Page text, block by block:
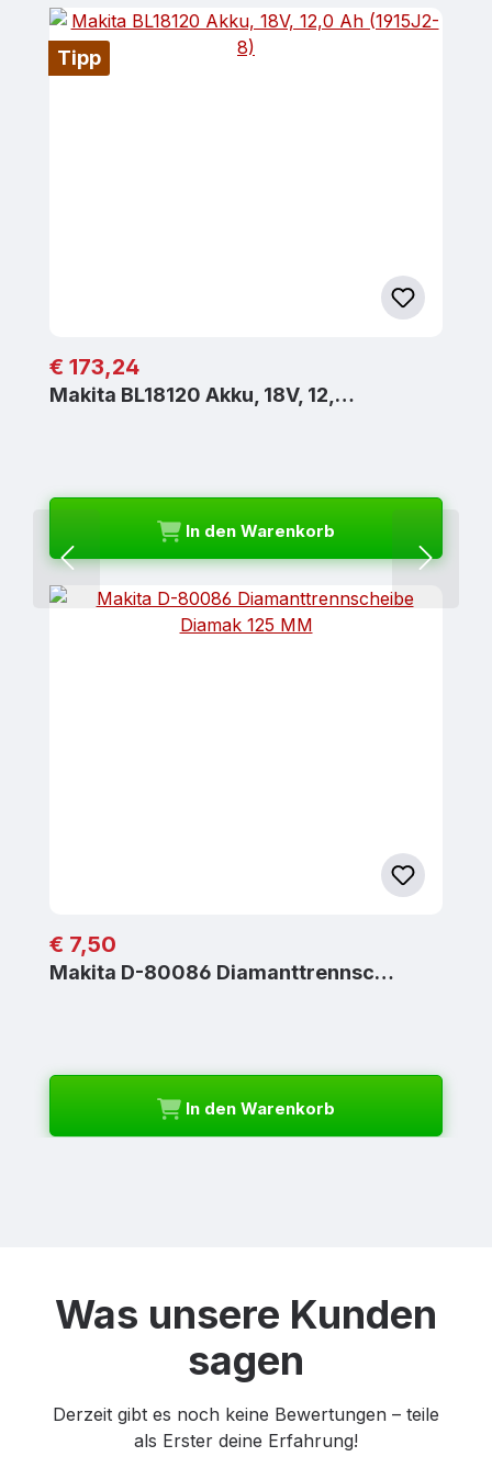
Tipp
Regulärer Preis:
€ 173,24
Makita BL18120 Akku, 18V, 12,…
In den Warenkorb
Regulärer Preis:
€ 7,50
Makita D-80086 Diamanttrennsc…
In den Warenkorb
Was unsere Kunden
sagen
Derzeit gibt es noch keine Bewertungen – teile
als Erster deine Erfahrung!